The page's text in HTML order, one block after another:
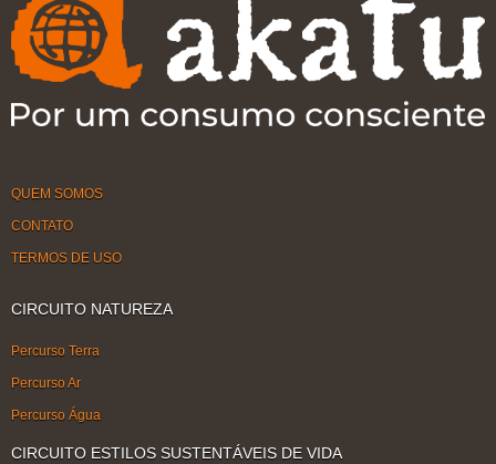
QUEM SOMOS
CONTATO
TERMOS DE USO
CIRCUITO NATUREZA
Percurso Terra
Percurso Ar
Percurso Água
CIRCUITO ESTILOS SUSTENTÁVEIS DE VIDA